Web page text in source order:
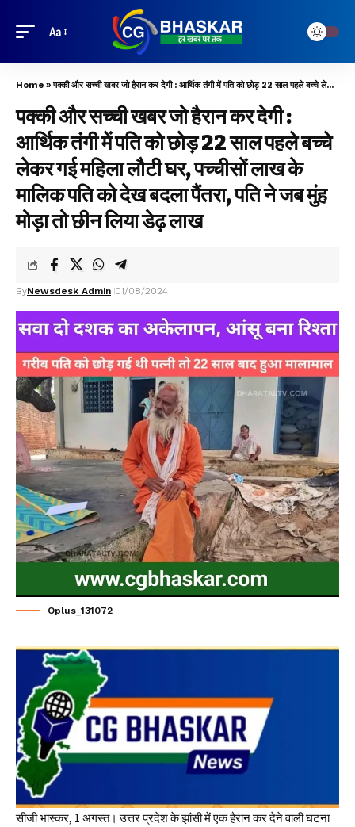
Aa
Home »पक्की और सच्ची खबर जो हैरान कर देगी : आर्थिक तंगी में पति को छोड़ 22 साल पहले बच्चे लेकर गई महिला लौटी घर, पच्चीसों लाख के मालिक पति को देख बदला पैंतरा, पति ने जब मुंह मोड़ा तो छीन लिया डेढ़ लाख
पक्की और सच्ची खबर जो हैरान कर देगी :
आर्थिक तंगी में पति को छोड़ 22 साल पहले बच्चे
लेकर गई महिला लौटी घर, पच्चीसों लाख के
मालिक पति को देख बदला पैंतरा, पति ने जब मुंह
मोड़ा तो छीन लिया डेढ़ लाख
ByNewsdesk Admin 01/08/2024
Oplus_131072
सीजी भास्कर, 1 अगस्त। उत्तर प्रदेश के झांसी में एक हैरान कर देने वाली घटना